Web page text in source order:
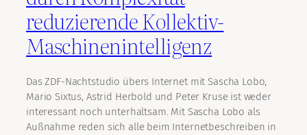
reduzierende Kollektiv-
Maschinenintelligenz
Das ZDF-Nachtstudio übers Internet mit Sascha Lobo,
Mario Sixtus, Astrid Herbold und Peter Kruse ist weder
interessant noch unterhaltsam. Mit Sascha Lobo als
Außnahme reden sich alle beim Internetbeschreiben in